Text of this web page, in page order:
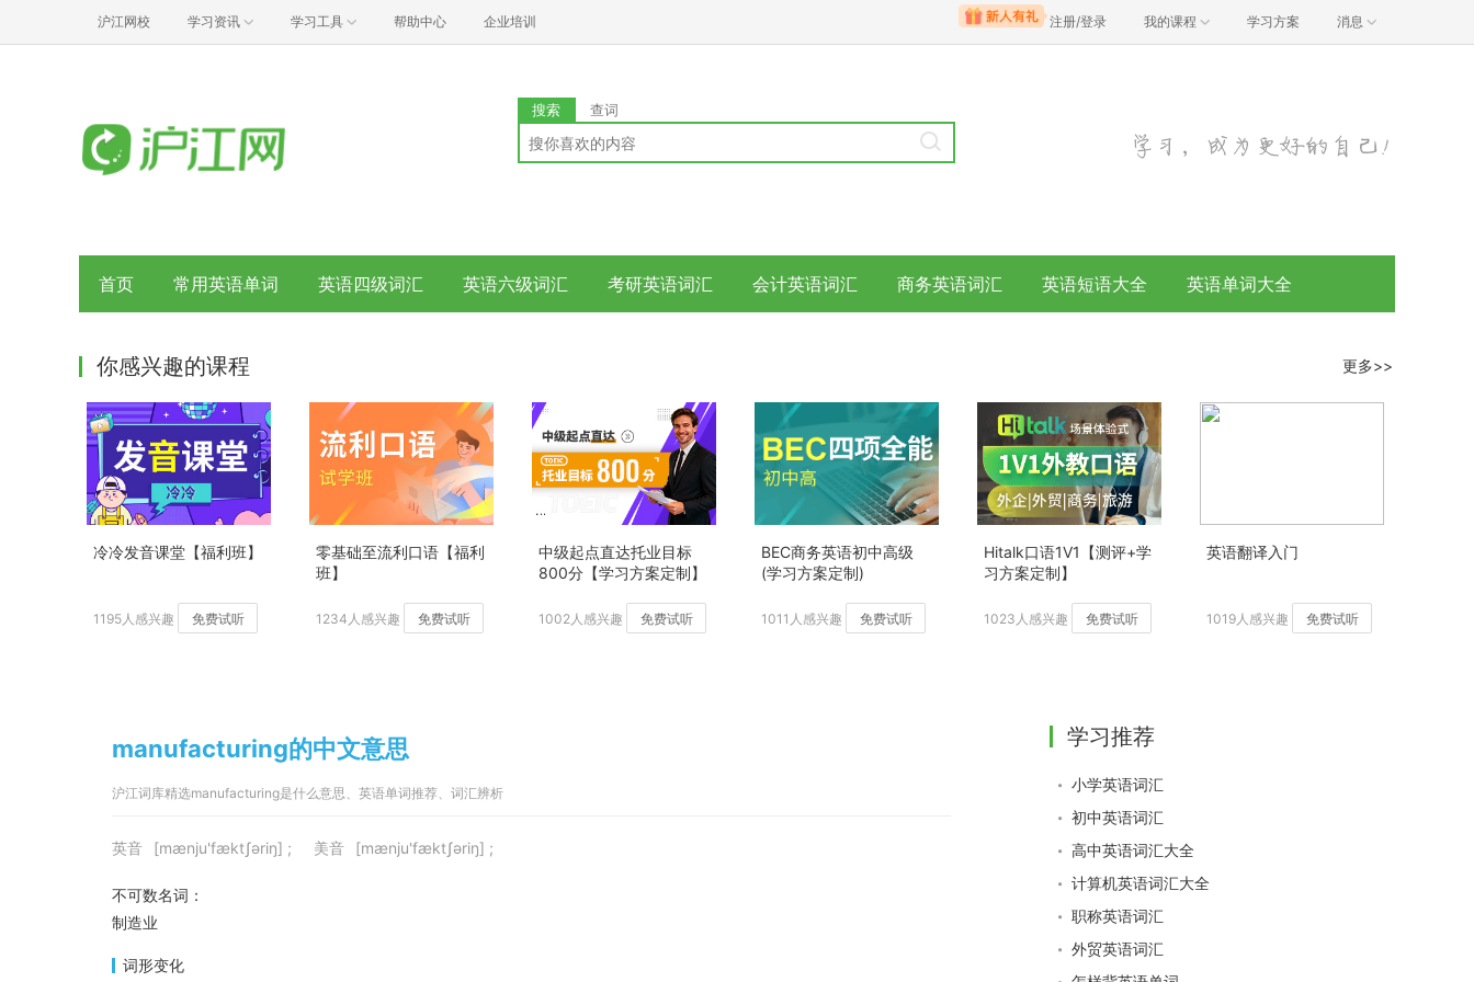
沪江网校 学习资讯 学习工具 帮助中心 企业培训 注册/登录 我的课程 学习方案 消息
搜索 查词
首页 常用英语单词 英语四级词汇 英语六级词汇 考研英语词汇 会计英语词汇 商务英语词汇 英语短语大全 英语单词大全
你感兴趣的课程 更多>>
冷冷发音课堂【福利班】
1195人感兴趣 免费试听
零基础至流利口语【福利
班】
1234人感兴趣 免费试听
中级起点直达托业目标
800分【学习方案定制】
1002人感兴趣 免费试听
BEC商务英语初中高级
(学习方案定制)
1011人感兴趣 免费试听
Hitalk口语1V1【测评+学
习方案定制】
1023人感兴趣 免费试听
英语翻译入门
1019人感兴趣 免费试听
manufacturing的中文意思
沪江词库精选manufacturing是什么意思、英语单词推荐、词汇辨析
英音 [mænju'fæktʃəriŋ] ; 美音 [mænju'fæktʃəriŋ] ;
不可数名词：
制造业
词形变化
学习推荐
小学英语词汇
初中英语词汇
高中英语词汇大全
计算机英语词汇大全
职称英语词汇
外贸英语词汇